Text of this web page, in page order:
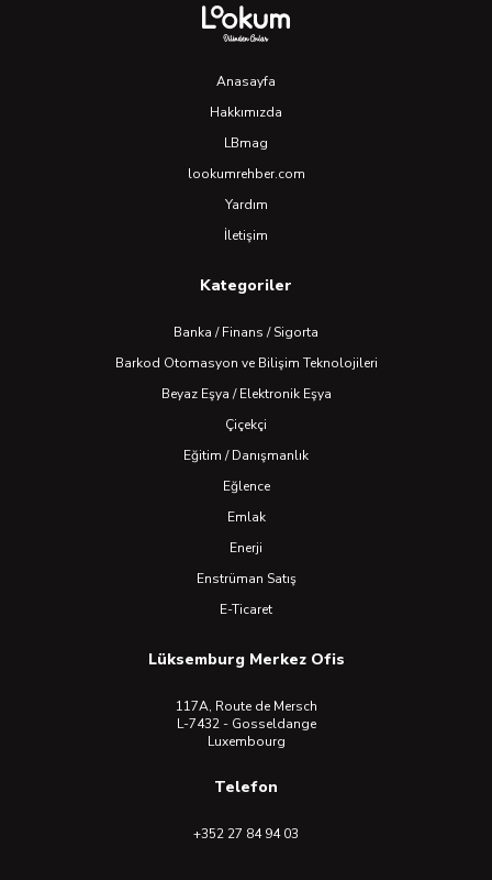
Anasayfa
Hakkımızda
LBmag
lookumrehber.com
Yardım
İletişim
Kategoriler
Banka / Finans / Sigorta
Barkod Otomasyon ve Bilişim Teknolojileri
Beyaz Eşya / Elektronik Eşya
Çiçekçi
Eğitim / Danışmanlık
Eğlence
Emlak
Enerji
Enstrüman Satış
E-Ticaret
Lüksemburg Merkez Ofis
117A, Route de Mersch
L-7432 - Gosseldange
Luxembourg
Telefon
+352 27 84 94 03